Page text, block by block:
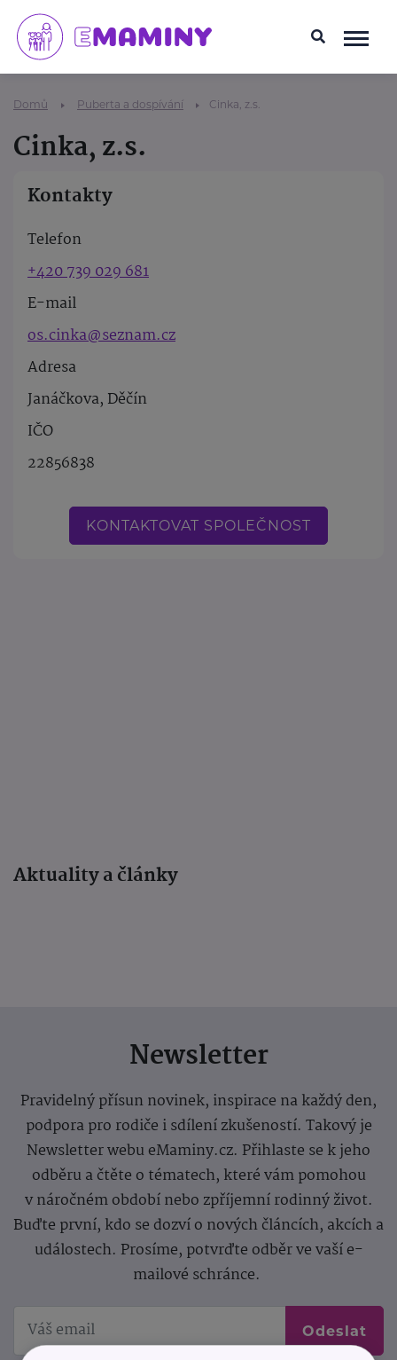
Domů Puberta a dospívání Cinka, z.s.
Cinka, z.s.
Kontakty
Telefon
+420 739 029 681
E-mail
os.cinka@seznam.cz
Adresa
Janáčkova, Děčín
IČO
22856838
KONTAKTOVAT SPOLEČNOST
Aktuality a články
Newsletter
Pravidelný přísun novinek, inspirace na každý den,
podpora pro rodiče i sdílení zkušeností. Takový je
Newsletter webu eMaminy.cz. Přihlaste se k jeho
odběru a čtěte o tématech, které vám pomohou
v náročném období nebo zpříjemní rodinný život.
Buďte první, kdo se dozví o nových článcích, akcích a
událostech. Prosíme, potvrďte odběr ve vaší e-
mailové schránce.
Odeslat